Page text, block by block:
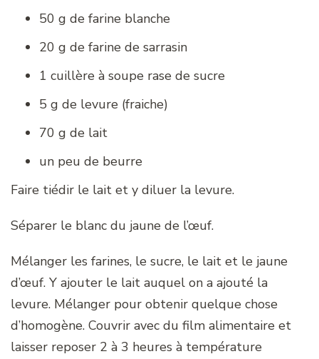
50 g de farine blanche
20 g de farine de sarrasin
1 cuillère à soupe rase de sucre
5 g de levure (fraiche)
70 g de lait
un peu de beurre
Faire tiédir le lait et y diluer la levure.
Séparer le blanc du jaune de l’œuf.
Mélanger les farines, le sucre, le lait et le jaune
d’œuf. Y ajouter le lait auquel on a ajouté la
levure. Mélanger pour obtenir quelque chose
d’homogène. Couvrir avec du film alimentaire et
laisser reposer 2 à 3 heures à température